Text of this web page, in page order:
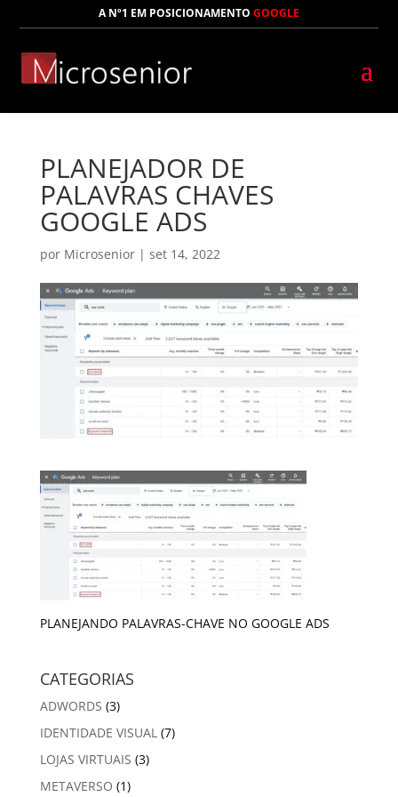
A Nº1 EM POSICIONAMENTO GOOGLE
PLANEJADOR DE
PALAVRAS CHAVES
GOOGLE ADS
por Microsenior| set 14, 2022
PLANEJANDO PALAVRAS-CHAVE NO GOOGLE ADS
CATEGORIAS
ADWORDS (3)
IDENTIDADE VISUAL(7)
LOJAS VIRTUAIS (3)
METAVERSO (1)